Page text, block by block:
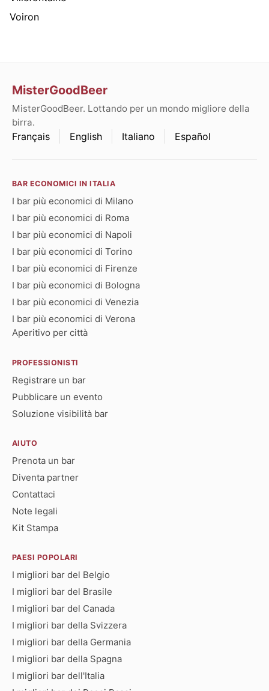
Voiron
MisterGoodBeer
MisterGoodBeer. Lottando per un mondo migliore della
birra.
Français English Italiano Español
BAR ECONOMICI IN ITALIA
I bar più economici di Milano
I bar più economici di Roma
I bar più economici di Napoli
I bar più economici di Torino
I bar più economici di Firenze
I bar più economici di Bologna
I bar più economici di Venezia
I bar più economici di Verona
Aperitivo per città
PROFESSIONISTI
Registrare un bar
Pubblicare un evento
Soluzione visibilità bar
AIUTO
Prenota un bar
Diventa partner
Contattaci
Note legali
Kit Stampa
PAESI POPOLARI
I migliori bar del Belgio
I migliori bar del Brasile
I migliori bar del Canada
I migliori bar della Svizzera
I migliori bar della Germania
I migliori bar della Spagna
I migliori bar dell'Italia